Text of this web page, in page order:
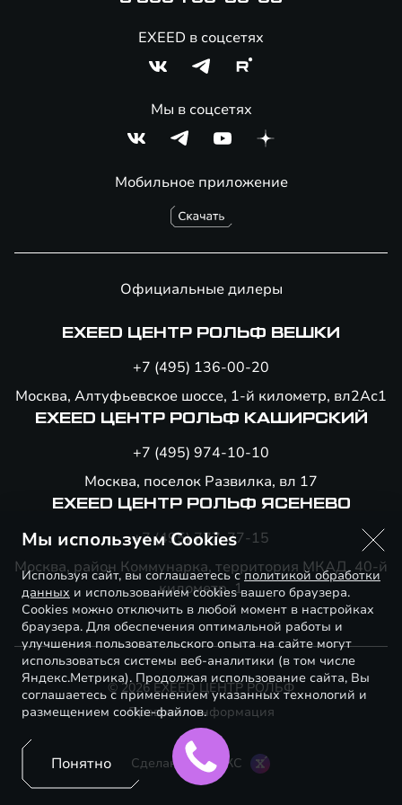
Мобильное приложение
EXEED в соцсетях
Мы в соцсетях
Официальные дилеры
EXEED ЦЕНТР РОЛЬФ ВЕШКИ
+7 (495) 136-00-20
Москва, Алтуфьевское шоссе, 1-й километр, вл2Ас1
EXEED ЦЕНТР РОЛЬФ КАШИРСКИЙ
+7 (495) 974-10-10
Москва, поселок Развилка, вл 17
EXEED ЦЕНТР РОЛЬФ ЯСЕНЕВО
+7 (495) 777-77-15
Москва, район Коммунарка, территория МКАД, 40-й
километр, 1
© 2026 EXEED ЦЕНТР РОЛЬФ
Правовая информация
Сделано в ПЕРКС
Мы используем Cookies
Используя сайт, вы соглашаетесь сполитикой обработки
данных и использованием cookies вашего браузера.
Cookies можно отключить в любой момент в настройках
браузера. Для обеспечения оптимальной работы и
улучшения пользовательского опыта на сайте могут
использоваться системы веб-аналитики (в том числе
Яндекс.Метрика). Продолжая использование сайта, Вы
соглашаетесь с применением указанных технологий и
размещением cookie-файлов.
Понятно